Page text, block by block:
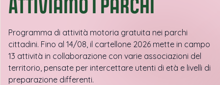
Programma di attività motoria gratuita nei parchi
cittadini. Fino al 14/08, il cartellone 2026 mette in campo
13 attività in collaborazione con varie associazioni del
territorio, pensate per intercettare utenti di età e livelli di
preparazione differenti.